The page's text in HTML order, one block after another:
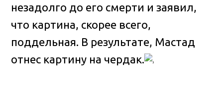
незадолго до его смерти и заявил,
что картина, скорее всего,
поддельная. В результате, Мастад
отнес картину на чердак.